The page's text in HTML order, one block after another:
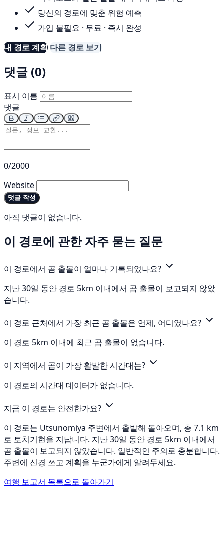
당신의 경로에 맞춘 위험 예측
가입 불필요 · 무료 · 즉시 완성
내 경로 계획 다른 경로 보기
댓글 (0)
표시 이름
댓글
0/2000
Website
댓글 작성
아직 댓글이 없습니다.
이 경로에 관한 자주 묻는 질문
이 경로에서 곰 출몰이 얼마나 기록되었나요?
지난 30일 동안 경로 5km 이내에서 곰 출몰이 보고되지 않았
습니다.
이 경로 근처에서 가장 최근 곰 출몰은 언제, 어디였나요?
이 경로 5km 이내에 최근 곰 출몰이 없습니다.
이 지역에서 곰이 가장 활발한 시간대는?
이 경로의 시간대 데이터가 없습니다.
지금 이 경로는 안전한가요?
이 경로는 Utsunomiya 주변에서 출발해 돌아오며, 총 7.1 km
로 토치기현을 지납니다. 지난 30일 동안 경로 5km 이내에서
곰 출몰이 보고되지 않았습니다. 일반적인 주의로 충분합니다.
주변에 신경 쓰고 계획을 누군가에게 알려두세요.
여행 보고서 목록으로 돌아가기